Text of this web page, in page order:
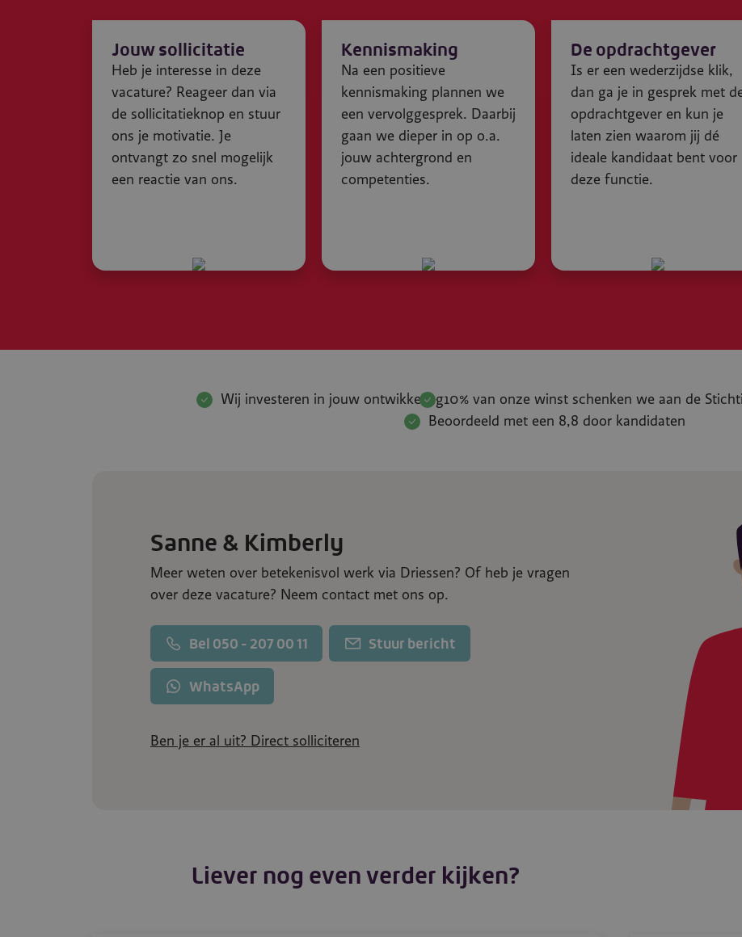
Jouw sollicitatie
Heb je interesse in deze
vacature? Reageer dan via
de sollicitatieknop en stuur
ons je motivatie. Je
ontvangt zo snel mogelijk
een reactie van ons.
Kennismaking
Na een positieve
kennismaking plannen we
een vervolggesprek. Daarbij
gaan we dieper in op o.a.
jouw achtergrond en
competenties.
De opdrachtgever
Is er een wederzijdse klik,
dan ga je in gesprek met
opdrachtgever en kun je
laten zien waarom jij dé
ideale kandidaat bent voor
deze functie.
Wij investeren in jouw ontwikkeling10% van onze winst schenken we aan de
Beoordeeld met een 8,8 door kandidaten
Sanne & Kimberly
Meer weten over betekenisvol werk via Driessen? Of heb je vragen
over deze vacature? Neem contact met ons op.
Bel 050 - 207 00 11
Stuur bericht
WhatsApp
Ben je er al uit? Direct solliciteren
Liever nog even verder kijken?